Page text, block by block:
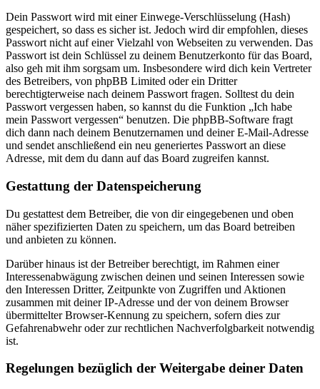
Dein Passwort wird mit einer Einwege-Verschlüsselung (Hash)
gespeichert, so dass es sicher ist. Jedoch wird dir empfohlen, dieses
Passwort nicht auf einer Vielzahl von Webseiten zu verwenden. Das
Passwort ist dein Schlüssel zu deinem Benutzerkonto für das Board,
also geh mit ihm sorgsam um. Insbesondere wird dich kein Vertreter
des Betreibers, von phpBB Limited oder ein Dritter
berechtigterweise nach deinem Passwort fragen. Solltest du dein
Passwort vergessen haben, so kannst du die Funktion „Ich habe
mein Passwort vergessen“ benutzen. Die phpBB-Software fragt
dich dann nach deinem Benutzernamen und deiner E-Mail-Adresse
und sendet anschließend ein neu generiertes Passwort an diese
Adresse, mit dem du dann auf das Board zugreifen kannst.
Gestattung der Datenspeicherung
Du gestattest dem Betreiber, die von dir eingegebenen und oben
näher spezifizierten Daten zu speichern, um das Board betreiben
und anbieten zu können.
Darüber hinaus ist der Betreiber berechtigt, im Rahmen einer
Interessenabwägung zwischen deinen und seinen Interessen sowie
den Interessen Dritter, Zeitpunkte von Zugriffen und Aktionen
zusammen mit deiner IP-Adresse und der von deinem Browser
übermittelter Browser-Kennung zu speichern, sofern dies zur
Gefahrenabwehr oder zur rechtlichen Nachverfolgbarkeit notwendig
ist.
Regelungen bezüglich der Weitergabe deiner Daten